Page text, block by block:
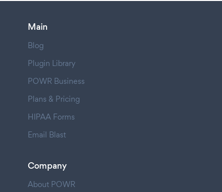
Main
Blog
Plugin Library
POWR Business
Plans & Pricing
HIPAA Forms
Email Blast
Company
About POWR